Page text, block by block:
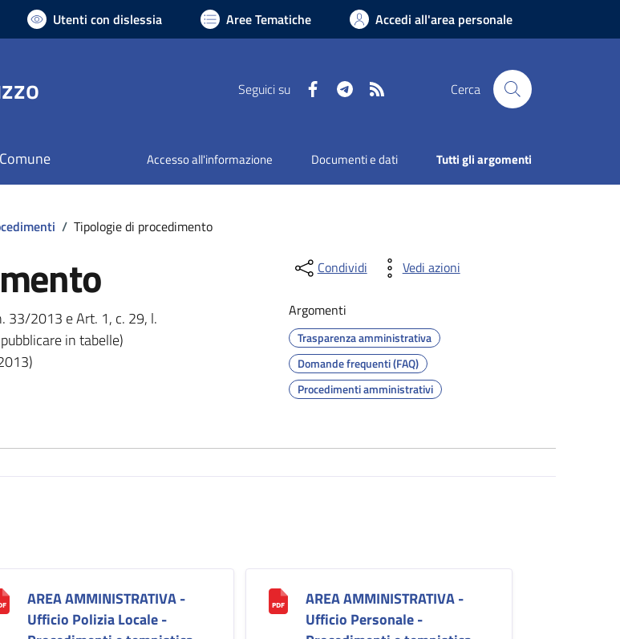
Utenti con dislessia Aree Tematiche Accedi all'area personale
Seguici su FacebookTelegram Cerca
Accesso all'informazione Documenti e dati Tutti gli argomenti
/ Tipologie di procedimento
33/2013 e Art. 1, c. 29, l.
in tabelle)
Condividi Vedi azioni
Argomenti
Trasparenza amministrativa
Domande frequenti (FAQ)
Procedimenti amministrativi
AREA AMMINISTRATIVA -
Ufficio Polizia Locale -
AREA AMMINISTRATIVA -
Ufficio Personale -